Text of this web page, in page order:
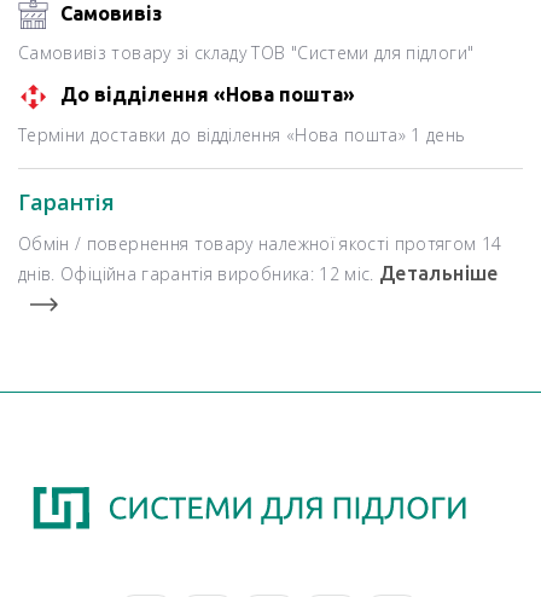
Самовивіз
Самовивіз товару зі складу ТОВ "Системи для підлоги"
До відділення «Нова пошта»
Терміни доставки до відділення «Нова пошта» 1 день
Гарантія
Обмін / повернення товару належної якості протягом 14
днів. Офіційна гарантія виробника: 12 міс. Детальніше